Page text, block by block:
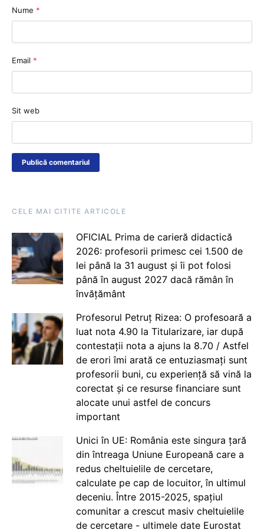
Nume *
Email *
Sit web
CELE MAI CITITE ARTICOLE
OFICIAL Prima de carieră didactică
2026: profesorii primesc cei 1.500 de
lei până la 31 august și îi pot folosi
până în august 2027 dacă rămân în
învățământ
Profesorul Petruț Rizea: O profesoară a
luat nota 4.90 la Titularizare, iar după
contestații nota a ajuns la 8.70 / Astfel
de erori îmi arată ce entuziasmați sunt
profesorii buni, cu experiență să vină la
corectat și ce resurse financiare sunt
alocate unui astfel de concurs
important
Unici în UE: România este singura țară
din întreaga Uniune Europeană care a
redus cheltuielile de cercetare,
calculate pe cap de locuitor, în ultimul
deceniu. Între 2015-2025, spațiul
comunitar a crescut masiv cheltuielile
de cercetare - ultimele date Eurostat